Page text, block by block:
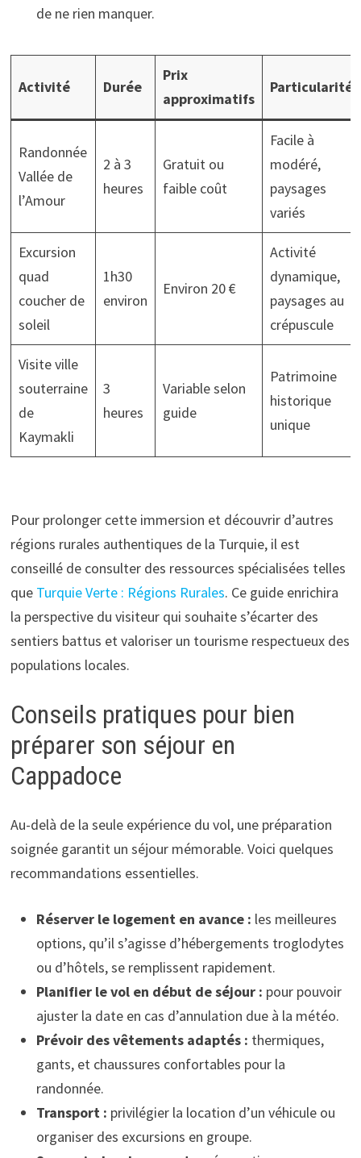
de ne rien manquer.
Activité Durée
Prix
approximatifs
Particularités
Randonnée
Vallée de
l’Amour
2 à 3
heures
Gratuit ou
faible coût
Facile à
modéré,
paysages
variés
Excursion
quad
coucher de
soleil
1h30
environ
Environ 20 €
Activité
dynamique,
paysages au
crépuscule
Visite ville
souterraine
de
Kaymakli
3
heures
Variable selon
guide
Patrimoine
historique
unique
Pour prolonger cette immersion et découvrir d’autres
régions rurales authentiques de la Turquie, il est
conseillé de consulter des ressources spécialisées telles
que Turquie Verte : Régions Rurales. Ce guide enrichira
la perspective du visiteur qui souhaite s’écarter des
sentiers battus et valoriser un tourisme respectueux des
populations locales.
Conseils pratiques pour bien
préparer son séjour en
Cappadoce
Au-delà de la seule expérience du vol, une préparation
soignée garantit un séjour mémorable. Voici quelques
recommandations essentielles.
Réserver le logement en avance : les meilleures
options, qu’il s’agisse d’hébergements troglodytes
ou d’hôtels, se remplissent rapidement.
Planifier le vol en début de séjour : pour pouvoir
ajuster la date en cas d’annulation due à la météo.
Prévoir des vêtements adaptés : thermiques,
gants, et chaussures confortables pour la
randonnée.
Transport : privilégier la location d’un véhicule ou
organiser des excursions en groupe.